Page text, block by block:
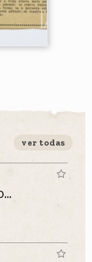
ver todas